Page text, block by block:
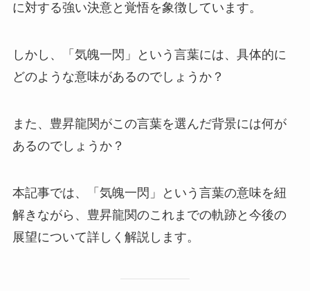
に対する強い決意と覚悟を象徴しています。
しかし、「気魄一閃」という言葉には、具体的に
どのような意味があるのでしょうか？
また、豊昇龍関がこの言葉を選んだ背景には何が
あるのでしょうか？
本記事では、「気魄一閃」という言葉の意味を紐
解きながら、豊昇龍関のこれまでの軌跡と今後の
展望について詳しく解説します。